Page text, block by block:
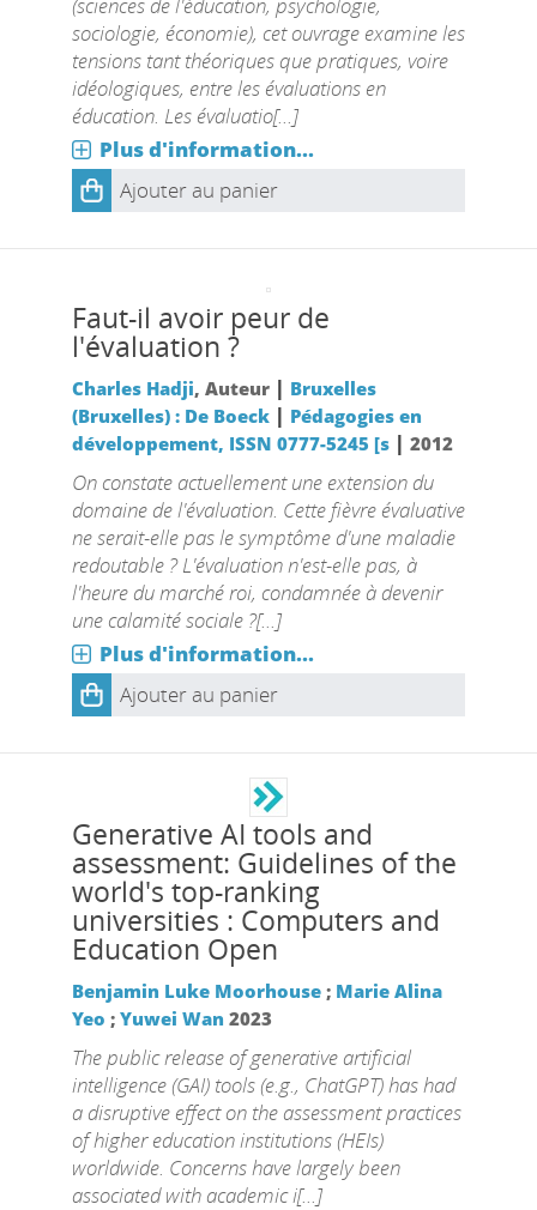
sociologie, économie), cet ouvrage examine les
tensions tant théoriques que pratiques, voire
idéologiques, entre les évaluations en
éducation. Les évaluatio[...]
Plus d'information...
Ajouter au panier
Faut-il avoir peur de
l'évaluation ?
Charles Hadji, Auteur | Bruxelles
(Bruxelles) : De Boeck| Pédagogies en
développement, ISSN 0777-5245 [s| 2012
On constate actuellement une extension du
domaine de l'évaluation. Cette fièvre évaluative
ne serait-elle pas le symptôme d'une maladie
redoutable ? L'évaluation n'est-elle pas, à
l'heure du marché roi, condamnée à devenir
une calamité sociale ?[...]
Plus d'information...
Ajouter au panier
Generative AI tools and
assessment: Guidelines of the
world's top-ranking
universities : Computers and
Education Open
Benjamin Luke Moorhouse; Marie Alina
Yeo ; Yuwei Wan 2023
The public release of generative artificial
intelligence (GAI) tools (e.g., ChatGPT) has had
a disruptive effect on the assessment practices
of higher education institutions (HEIs)
worldwide. Concerns have largely been
associated with academic i[...]